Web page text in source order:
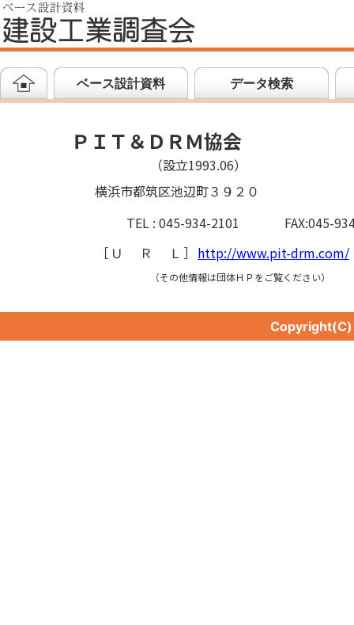
ベース設計資料 データ検索
ＰＩＴ＆ＤＲＭ協会
（設立1993.06）
横浜市都筑区池辺町３９２０
TEL : 045-934-2101
FAX:045-
［ ＵＲＬ ］ http://www.pit-drm.com/
（その他情報は団体ＨＰをご覧ください）